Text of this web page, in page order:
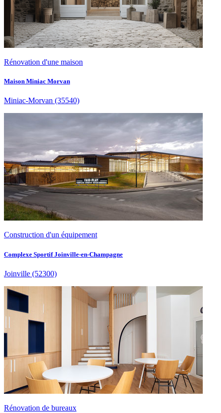
Rénovation d'une maison
Maison Miniac Morvan
Miniac-Morvan (35540)
Construction d'un équipement
Complexe Sportif Joinville-en-Champagne
Joinville (52300)
Rénovation de bureaux